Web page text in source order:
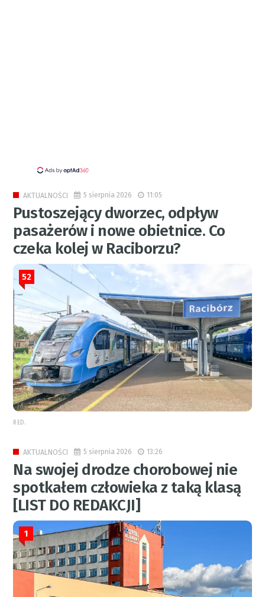
AKTUALNOŚCI 5 sierpnia 2026 11:05
Pustoszejący dworzec, odpływ
pasażerów i nowe obietnice. Co
czeka kolej w Raciborzu?
52
RED.
AKTUALNOŚCI 5 sierpnia 2026 13:26
Na swojej drodze chorobowej nie
spotkałem człowieka z taką klasą
[LIST DO REDAKCJI]
1